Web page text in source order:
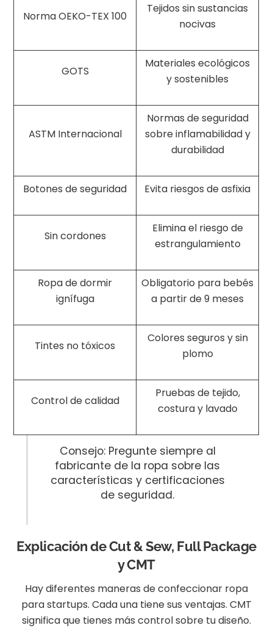
Norma OEKO-TEX 100
Tejidos sin sustancias
nocivas
GOTS
Materiales ecológicos
y sostenibles
ASTM Internacional
Normas de seguridad
sobre inflamabilidad y
durabilidad
Botones de seguridad Evita riesgos de asfixia
Sin cordones
Elimina el riesgo de
estrangulamiento
Ropa de dormir
ignífuga
Obligatorio para bebés
a partir de 9 meses
Tintes no tóxicos
Colores seguros y sin
plomo
Control de calidad
Pruebas de tejido,
costura y lavado
Consejo: Pregunte siempre al
fabricante de la ropa sobre las
características y certificaciones
de seguridad.
Explicación de Cut & Sew, Full Package
y CMT
Hay diferentes maneras de confeccionar ropa
para startups. Cada una tiene sus ventajas. CMT
significa que tienes más control sobre tu diseño.